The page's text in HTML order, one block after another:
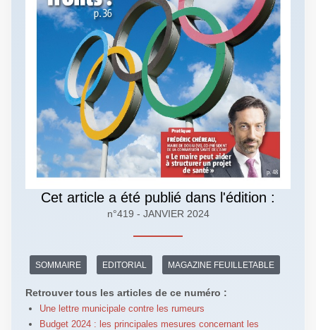
Cet article a été publié dans l'édition :
n°419 - JANVIER 2024
SOMMAIRE EDITORIAL MAGAZINE FEUILLETABLE
Retrouver tous les articles de ce numéro :
Une lettre municipale contre les rumeurs
Budget 2024 : les principales mesures concernant les